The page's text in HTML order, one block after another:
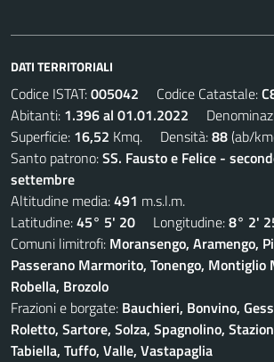
DATI TERRITORIALI
Codice ISTAT:005042 Codice Catastale:
Abitanti: 1.396 al 01.01.2022
Superficie: 16,52 Kmq. Densità:88(ab/
Santo patrono:SS. Fausto e Felice -
settembre
Altitudine media:491 m.s.l.m.
Latitudine:45° 5' 20 Longitudine:8° 2'
Comuni limitrofi: Moransengo, Aramengo,
Passerano Marmorito, Tonengo, Montiglio
Robella, Brozolo
Frazioni e borgate: Bauchieri, Bonvino,
Roletto, Sartore, Solza, Spagnolino,
Tabiella, Tuffo, Valle, Vastapaglia